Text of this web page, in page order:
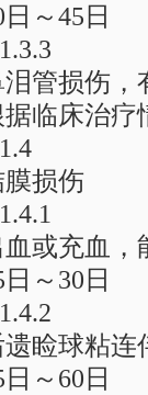
日～45日
泪管损伤，
据临床治疗
膜损伤
血或充血，
日～30日
遗睑球粘连
日～60日